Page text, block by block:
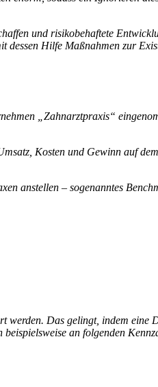
und risi­ko­be­haf­tete
Hilfe Maßnahmen zur
„Zahn­arzt­praxis“
Kosten und Gewinn auf
anstellen – soge­nanntes
werden. Das gelingt, indem
an folgenden